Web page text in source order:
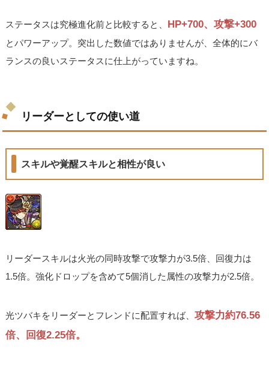
ステータスは究極進化前と比較すると、 HP+700、攻撃+300
とパワーアップ。突出した数値ではありませんが、全体的にバ
ランスの良いステータスに仕上がっていますね。
リーダーとしての使い道
スキルや覚醒スキルと相性が良い
リーダースキルは火光の同時攻撃で攻撃力が3.5倍、回復力は
1.5倍。強化ドロップを含めて5個消した属性の攻撃力が2.5倍。
光ツバキをリーダーとフレンドに配置すれば、攻撃力約76.56
倍、回復2.25倍。